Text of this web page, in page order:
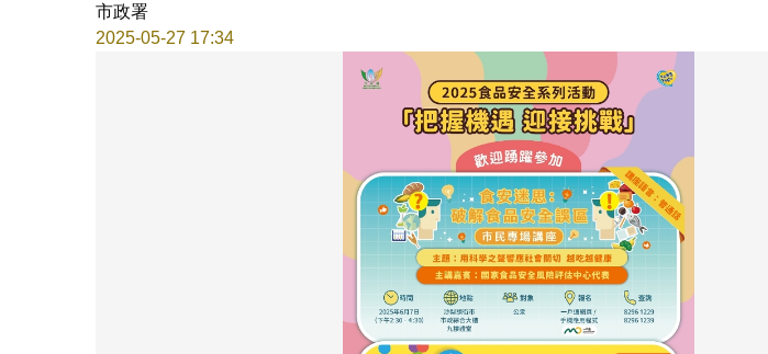
市政署
2025-05-27 17:34